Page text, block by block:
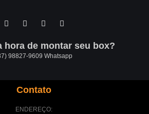
hora de montar seu box?
98827-9609 Whatsapp
Contato
ENDEREÇO: